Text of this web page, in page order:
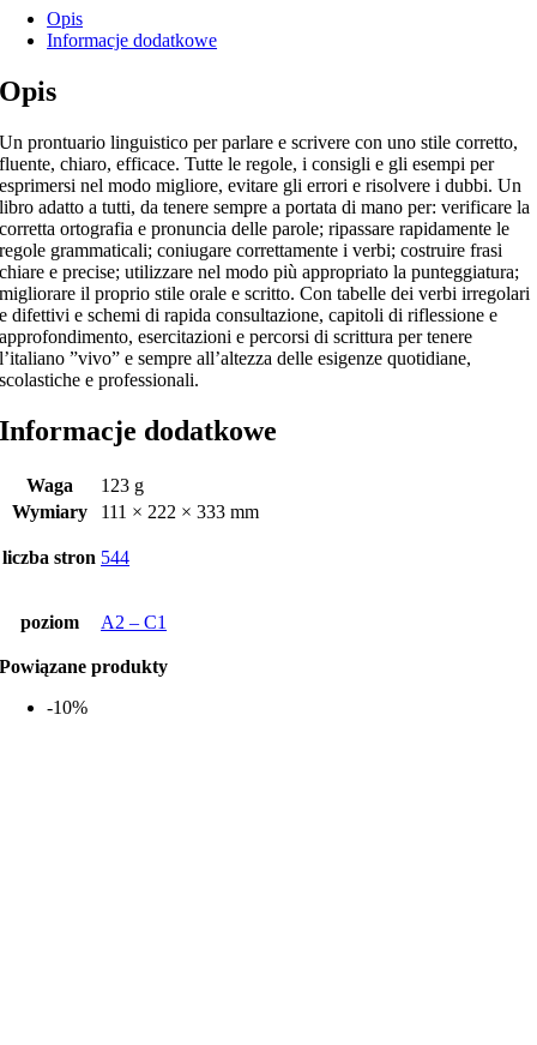
Opis
Informacje dodatkowe
Opis
Un prontuario linguistico per parlare e scrivere con uno stile corretto,
fluente, chiaro, efficace. Tutte le regole, i consigli e gli esempi per
esprimersi nel modo migliore, evitare gli errori e risolvere i dubbi. Un
libro adatto a tutti, da tenere sempre a portata di mano per: verificare la
corretta ortografia e pronuncia delle parole; ripassare rapidamente le
regole grammaticali; coniugare correttamente i verbi; costruire frasi
chiare e precise; utilizzare nel modo più appropriato la punteggiatura;
migliorare il proprio stile orale e scritto. Con tabelle dei verbi irregolari
e difettivi e schemi di rapida consultazione, capitoli di riflessione e
approfondimento, esercitazioni e percorsi di scrittura per tenere
l’italiano ”vivo” e sempre all’altezza delle esigenze quotidiane,
scolastiche e professionali.
Informacje dodatkowe
Waga
123 g
Wymiary
111 × 222 × 333 mm
liczba stron 544
poziom A2 – C1
Powiązane produkty
-10%